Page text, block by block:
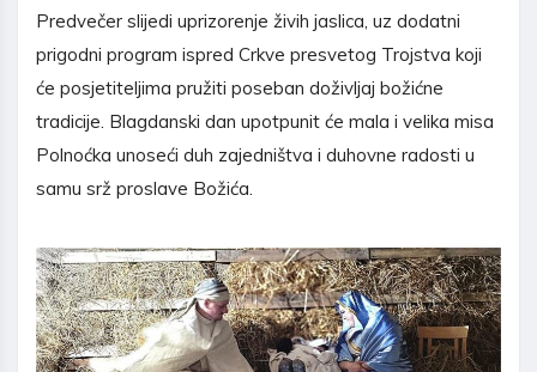
Predvečer slijedi uprizorenje živih jaslica, uz dodatni
prigodni program ispred Crkve presvetog Trojstva koji
će posjetiteljima pružiti poseban doživljaj božićne
tradicije. Blagdanski dan upotpunit će mala i velika misa
Polnoćka unoseći duh zajedništva i duhovne radosti u
samu srž proslave Božića.